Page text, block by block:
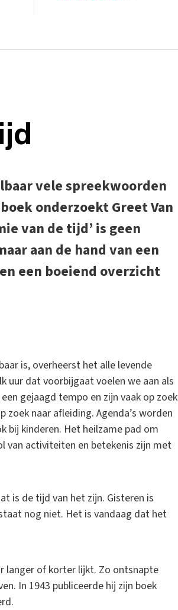
vele spreekwoorden
onderzoekt Greet Van
van de tijd’ is geen
aan de hand van een
een boeiend overzicht
is, overheerst het alle levende
uur dat voorbijgaat voelen we aan als
gejaagd tempo en zijn vaak op zoek
naar afleiding. Agenda’s worden
bij kinderen. Het heilzame pad om
van activiteiten en betekenis zijn met
is de tijd van het zijn. Gisteren is
nog niet. Het is vandaag dat het
langer of korter lijkt. Zo ontsnapte
In 1943 publiceerde hij zijn boek